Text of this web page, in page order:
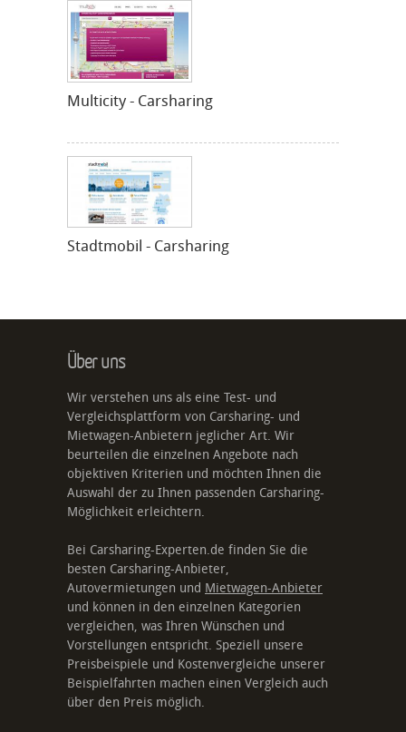
Multicity - Carsharing
Stadtmobil - Carsharing
Über uns
Wir verstehen uns als eine Test- und
Vergleichsplattform von Carsharing- und
Mietwagen-Anbietern jeglicher Art. Wir
beurteilen die einzelnen Angebote nach
objektiven Kriterien und möchten Ihnen die
Auswahl der zu Ihnen passenden Carsharing-
Möglichkeit erleichtern.
Bei Carsharing-Experten.de finden Sie die
besten Carsharing-Anbieter,
Autovermietungen und Mietwagen-Anbieter
und können in den einzelnen Kategorien
vergleichen, was Ihren Wünschen und
Vorstellungen entspricht. Speziell unsere
Preisbeispiele und Kostenvergleiche unserer
Beispielfahrten machen einen Vergleich auch
über den Preis möglich.